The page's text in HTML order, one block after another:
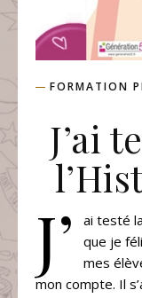
FORMATION
J’ai
J’
ai testé
que je
mes
mon compte. Il